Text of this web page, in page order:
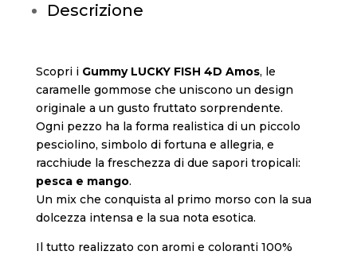
Descrizione
Scopri i Gummy LUCKY FISH 4D Amos, le
caramelle gommose che uniscono un design
originale a un gusto fruttato sorprendente.
Ogni pezzo ha la forma realistica di un piccolo
pesciolino, simbolo di fortuna e allegria, e
racchiude la freschezza di due sapori tropicali:
pesca e mango.
Un mix che conquista al primo morso con la sua
dolcezza intensa e la sua nota esotica.
Il tutto realizzato con aromi e coloranti 100%